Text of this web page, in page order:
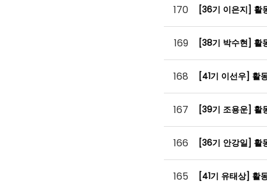
170 [36기 이은지] 활
169 [38기 박수현] 활
168 [41기 이선우] 활
167 [39기 조용운] 활
166 [36기 안강일] 활
165 [41기 유태상] 활